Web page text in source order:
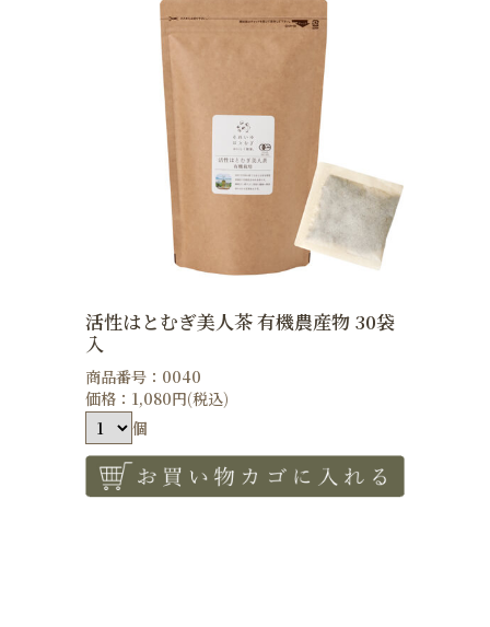
活性はとむぎ美人茶 有機農産物 30袋
入
商品番号：0040
価格：1,080円(税込)
個